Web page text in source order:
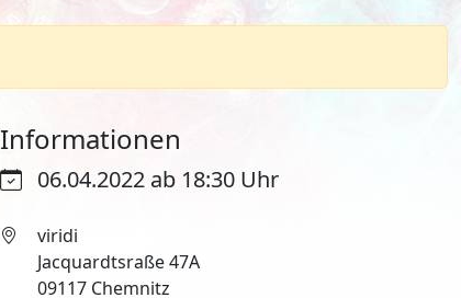
Informationen
06.04.2022 ab 18:30 Uhr
viridi
Jacquardtsraße 47A
09117 Chemnitz